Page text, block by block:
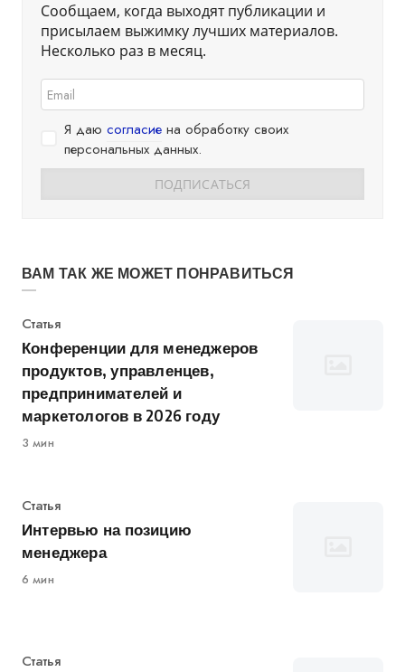
Сообщаем, когда выходят публикации и
присылаем выжимку лучших материалов.
Несколько раз в месяц.
Я даю согласие на обработку своих
персональных данных.
ВАМ ТАК ЖЕ МОЖЕТ ПОНРАВИТЬСЯ
Категория
Статья
Конференции для менеджеров
продуктов, управленцев,
предпринимателей и
маркетологов в 2026 году
3 мин
Категория
Статья
Интервью на позицию
менеджера
6 мин
Категория
Статья